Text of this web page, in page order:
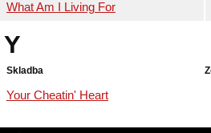
What Am I Living For
Y
Skladba
Your Cheatin' Heart